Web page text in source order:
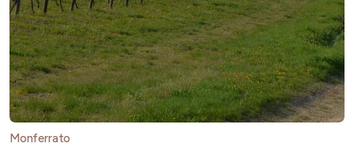
Monferrato